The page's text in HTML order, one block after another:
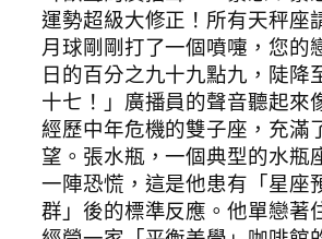
運勢超級大修正！所有天秤座
月球剛剛打了一個噴嚏，您的
日的百分之九十九點九，陡降
十七！」廣播員的聲音聽起來
經歷中年危機的雙子座，充滿
望。張水瓶，一個典型的水瓶
一陣恐慌，這是他患有「星座
群」後的標準反應。他單戀著